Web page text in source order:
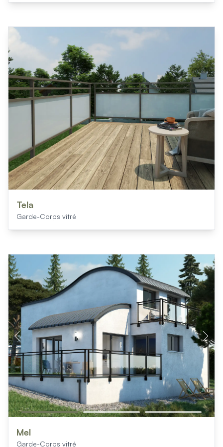
Tela
Garde-Corps vitré
Mel
Garde-Corps vitré